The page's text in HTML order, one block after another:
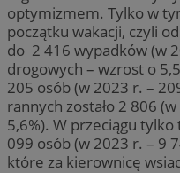
optymizmem. Tylko w
początku wakacji, czyli
do 2 416 wypadków (w
drogowych – wzrost o
205 osób (w 2023 r. –
rannych zostało 2 806
5,6%). W przeciągu
099 osób (w 2023 r. – 9
które za kierownicę